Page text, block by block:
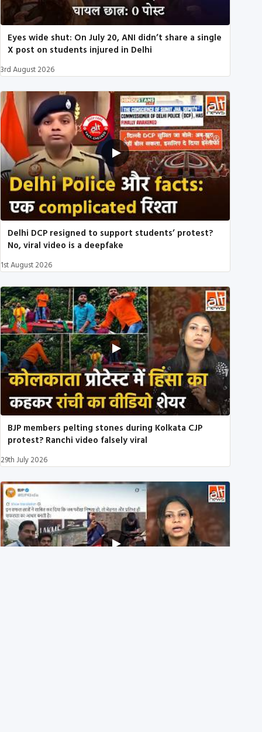
Eyes wide shut: On July 20, ANI didn’t share a single
X post on students injured in Delhi
3rd August 2026
Delhi DCP resigned to support students’ protest?
No, viral video is a deepfake
1st August 2026
BJP members pelting stones during Kolkata CJP
protest? Ranchi video falsely viral
29th July 2026